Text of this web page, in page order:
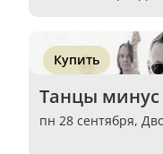
Купить
Танцы минус
пн 28 сентября,